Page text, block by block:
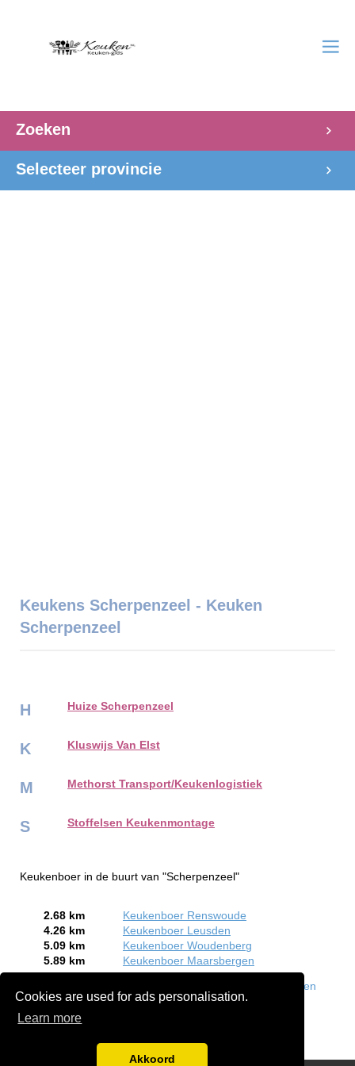
Cookies are used for ads personalisation.
Learn more
Akkoord
Zoeken
Selecteer provincie
Keukens Scherpenzeel - Keuken
Scherpenzeel
H Huize Scherpenzeel
K Kluswijs Van Elst
M Methorst Transport/Keukenlogistiek
S Stoffelsen Keukenmontage
Keukenboer in de buurt van "Scherpenzeel"
2.68 km
Keukenboer Renswoude
4.26 km
Keukenboer Leusden
5.09 km
Keukenboer Woudenberg
5.89 km
Keukenboer Maarsbergen
Meld een
bedrijf gratis aan